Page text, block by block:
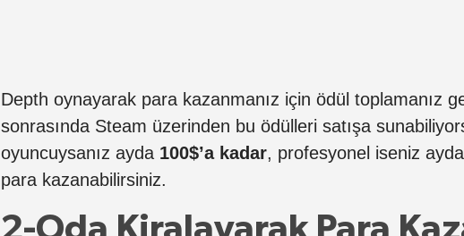
Depth oynayarak para kazanmanız için ödül toplamanız
sonrasında Steam üzerinden bu ödülleri satışa
oyuncuysanız ayda 100$’a kadar, profesyonel iseniz ayda
para kazanabilirsiniz.